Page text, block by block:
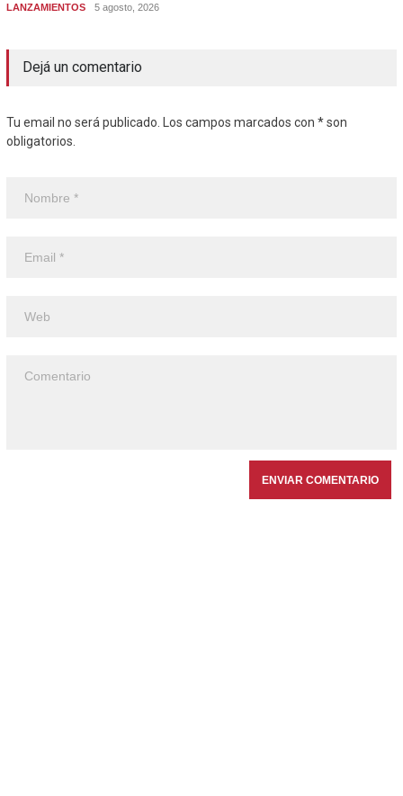
LANZAMIENTOS 5 agosto, 2026
Dejá un comentario
Tu email no será publicado. Los campos marcados con * son
obligatorios.